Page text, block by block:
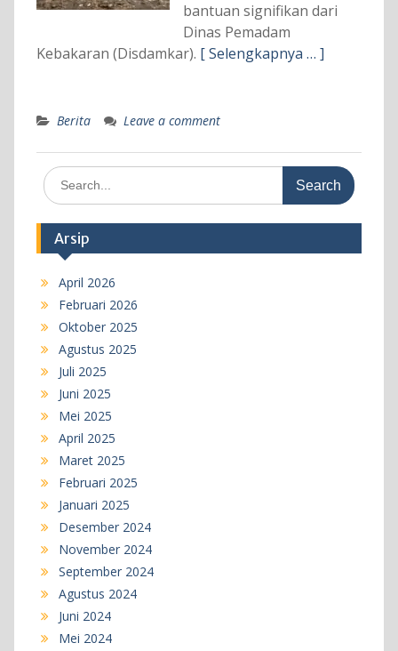
bantuan signifikan dari
Dinas Pemadam
Kebakaran (Disdamkar). [ Selengkapnya … ]
Berita Leave a comment
Search
for:
Arsip
April 2026
Februari 2026
Oktober 2025
Agustus 2025
Juli 2025
Juni 2025
Mei 2025
April 2025
Maret 2025
Februari 2025
Januari 2025
Desember 2024
November 2024
September 2024
Agustus 2024
Juni 2024
Mei 2024